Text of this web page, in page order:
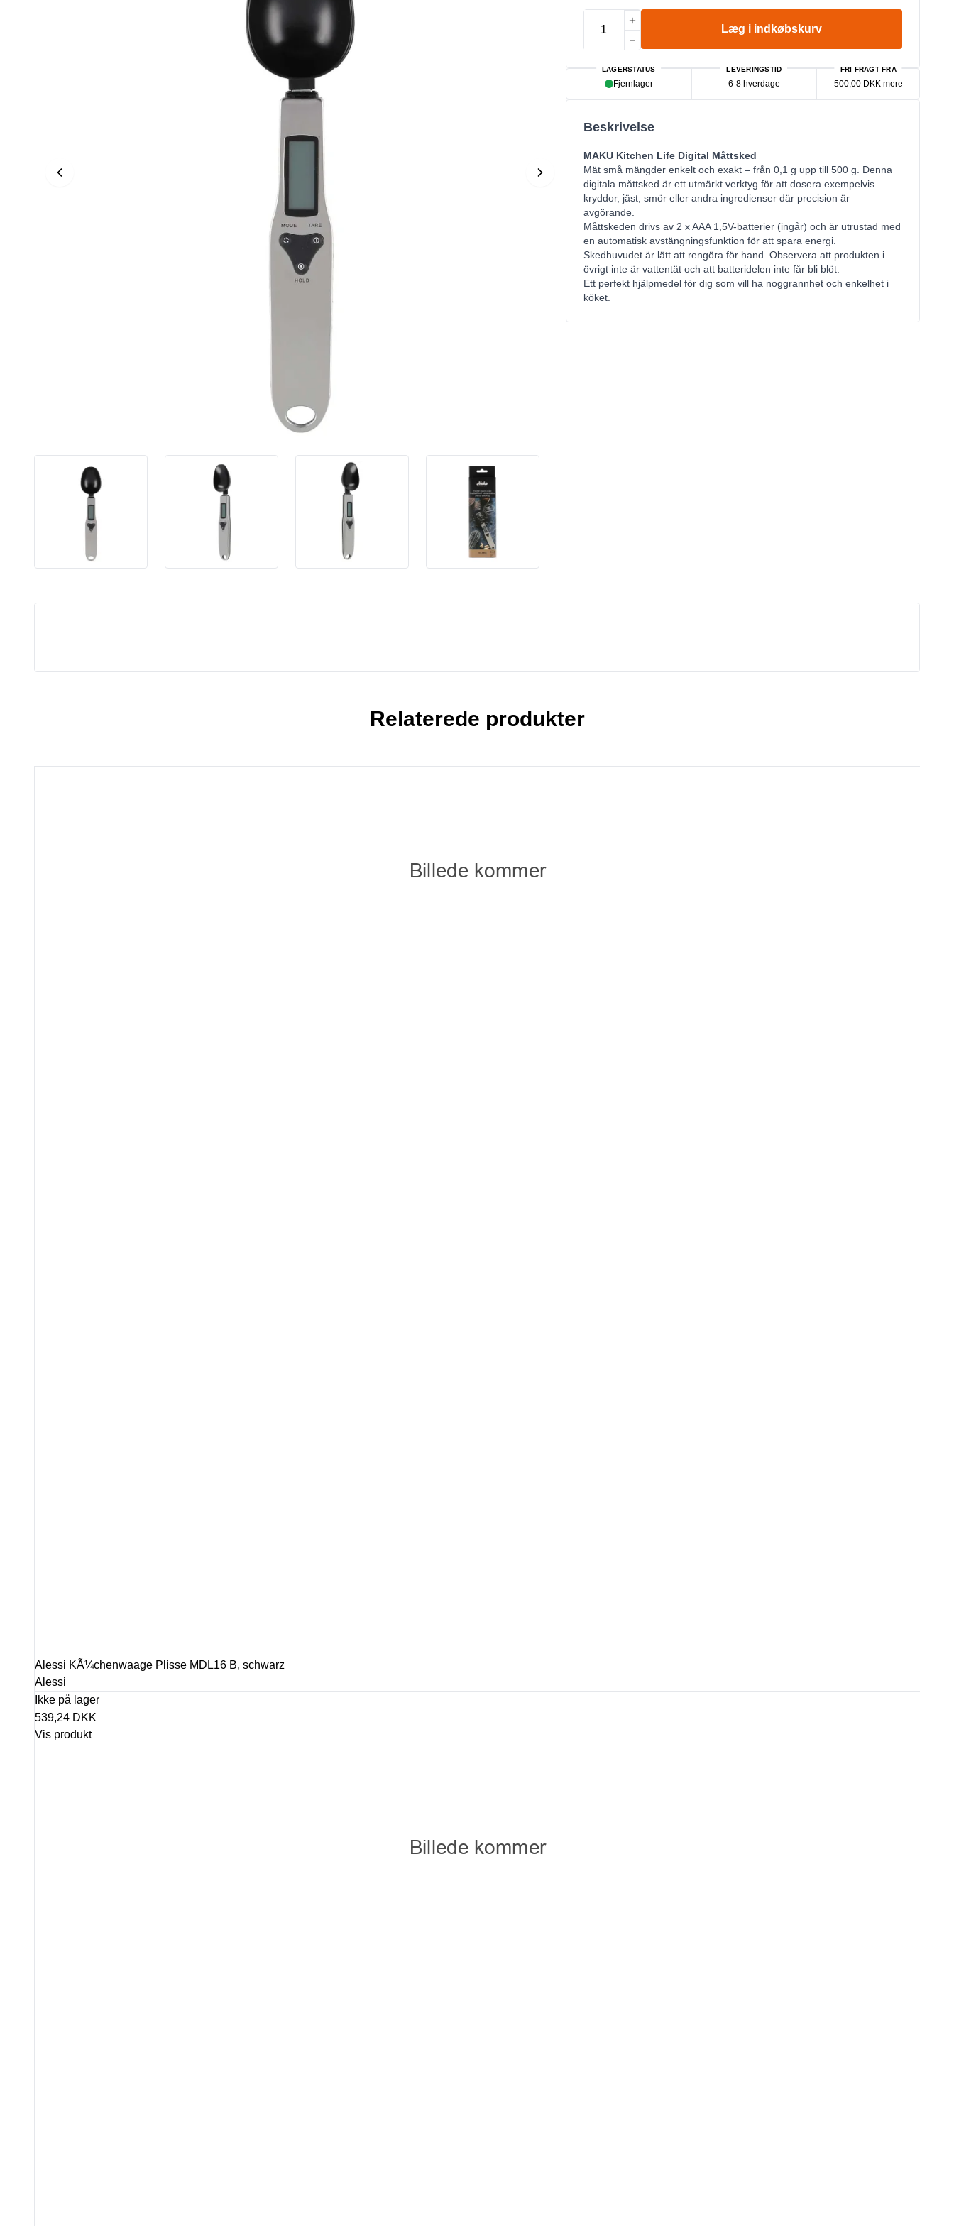
Læg i indkøbskurv
LAGERSTATUS
Fjernlager
LEVERINGSTID
6-8 hverdage
FRI FRAGT FRA
500,00 DKK mere
Beskrivelse
MAKU Kitchen Life Digital Måttsked
Mät små mängder enkelt och exakt – från 0,1 g upp till 500 g. Denna
digitala måttsked är ett utmärkt verktyg för att dosera exempelvis
kryddor, jäst, smör eller andra ingredienser där precision är
avgörande.
Måttskeden drivs av 2 x AAA 1,5V-batterier (ingår) och är utrustad med
en automatisk avstängningsfunktion för att spara energi.
Skedhuvudet är lätt att rengöra för hand. Observera att produkten i
övrigt inte är vattentät och att batteridelen inte får bli blöt.
Ett perfekt hjälpmedel för dig som vill ha noggrannhet och enkelhet i
köket.
Relaterede produkter
Alessi KÃ¼chenwaage Plisse MDL16 B, schwarz
Alessi
Ikke på lager
539,24 DKK
Vis produkt